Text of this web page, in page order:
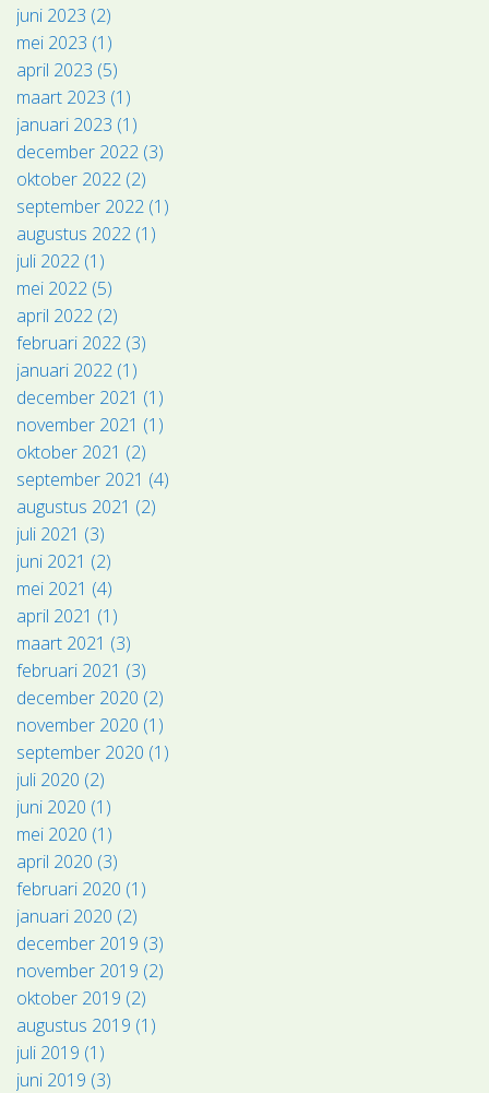
juni 2023 (2)
mei 2023 (1)
april 2023 (5)
maart 2023 (1)
januari 2023 (1)
december 2022 (3)
oktober 2022 (2)
september 2022 (1)
augustus 2022 (1)
juli 2022 (1)
mei 2022 (5)
april 2022 (2)
februari 2022 (3)
januari 2022 (1)
december 2021 (1)
november 2021 (1)
oktober 2021 (2)
september 2021 (4)
augustus 2021 (2)
juli 2021 (3)
juni 2021 (2)
mei 2021 (4)
april 2021 (1)
maart 2021 (3)
februari 2021 (3)
december 2020 (2)
november 2020 (1)
september 2020 (1)
juli 2020 (2)
juni 2020 (1)
mei 2020 (1)
april 2020 (3)
februari 2020 (1)
januari 2020 (2)
december 2019 (3)
november 2019 (2)
oktober 2019 (2)
augustus 2019 (1)
juli 2019 (1)
juni 2019 (3)